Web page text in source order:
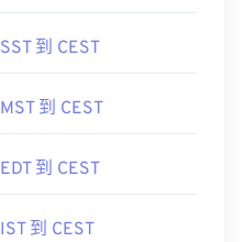
SST 到 CEST
MST 到 CEST
EDT 到 CEST
IST 到 CEST